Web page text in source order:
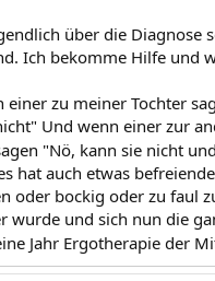
über die Diagnose
Ich bekomme Hilfe und
einer zu meiner Tochter
Und wenn einer zur
"Nö, kann sie nicht
hat auch etwas
oder bockig oder zu faul
wurde und sich nun die
Jahr Ergotherapie der